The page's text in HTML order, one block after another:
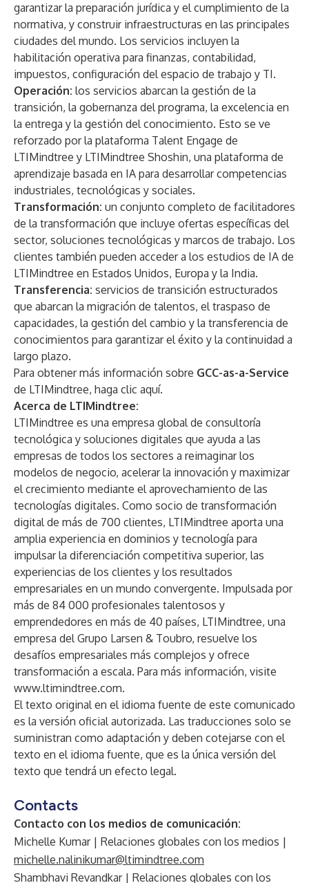
garantizar la preparación jurídica y el cumplimiento de la
normativa, y construir infraestructuras en las principales
ciudades del mundo. Los servicios incluyen la
habilitación operativa para finanzas, contabilidad,
impuestos, configuración del espacio de trabajo y TI.
Operación: los servicios abarcan la gestión de la
transición, la gobernanza del programa, la excelencia en
la entrega y la gestión del conocimiento. Esto se ve
reforzado por la plataforma Talent Engage de
LTIMindtree y LTIMindtree Shoshin, una plataforma de
aprendizaje basada en IA para desarrollar competencias
industriales, tecnológicas y sociales.
Transformación: un conjunto completo de facilitadores
de la transformación que incluye ofertas específicas del
sector, soluciones tecnológicas y marcos de trabajo. Los
clientes también pueden acceder a los estudios de IA de
LTIMindtree en Estados Unidos, Europa y la India.
Transferencia: servicios de transición estructurados
que abarcan la migración de talentos, el traspaso de
capacidades, la gestión del cambio y la transferencia de
conocimientos para garantizar el éxito y la continuidad a
largo plazo.
Para obtener más información sobre GCC-as-a-Service
de LTIMindtree, haga clic aquí.
Acerca de LTIMindtree:
LTIMindtree es una empresa global de consultoría
tecnológica y soluciones digitales que ayuda a las
empresas de todos los sectores a reimaginar los
modelos de negocio, acelerar la innovación y maximizar
el crecimiento mediante el aprovechamiento de las
tecnologías digitales. Como socio de transformación
digital de más de 700 clientes, LTIMindtree aporta una
amplia experiencia en dominios y tecnología para
impulsar la diferenciación competitiva superior, las
experiencias de los clientes y los resultados
empresariales en un mundo convergente. Impulsada por
más de 84 000 profesionales talentosos y
emprendedores en más de 40 países, LTIMindtree, una
empresa del Grupo Larsen & Toubro, resuelve los
desafíos empresariales más complejos y ofrece
transformación a escala. Para más información, visite
www.ltimindtree.com.
El texto original en el idioma fuente de este comunicado
es la versión oficial autorizada. Las traducciones solo se
suministran como adaptación y deben cotejarse con el
texto en el idioma fuente, que es la única versión del
texto que tendrá un efecto legal.
Contacts
Contacto con los medios de comunicación:
Michelle Kumar | Relaciones globales con los medios |
michelle.nalinikumar@ltimindtree.com
Shambhavi Revandkar | Relaciones globales con los